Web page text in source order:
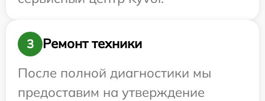
3
Ремонт техники
После полной диагностики мы
предоставим на утверждение